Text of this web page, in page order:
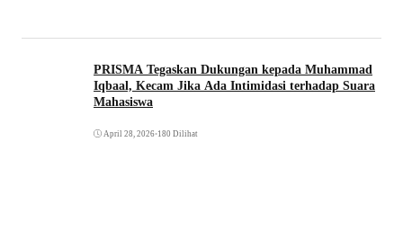
PRISMA Tegaskan Dukungan kepada Muhammad
Iqbaal, Kecam Jika Ada Intimidasi terhadap Suara
Mahasiswa
April 28, 2026•180 Dilihat